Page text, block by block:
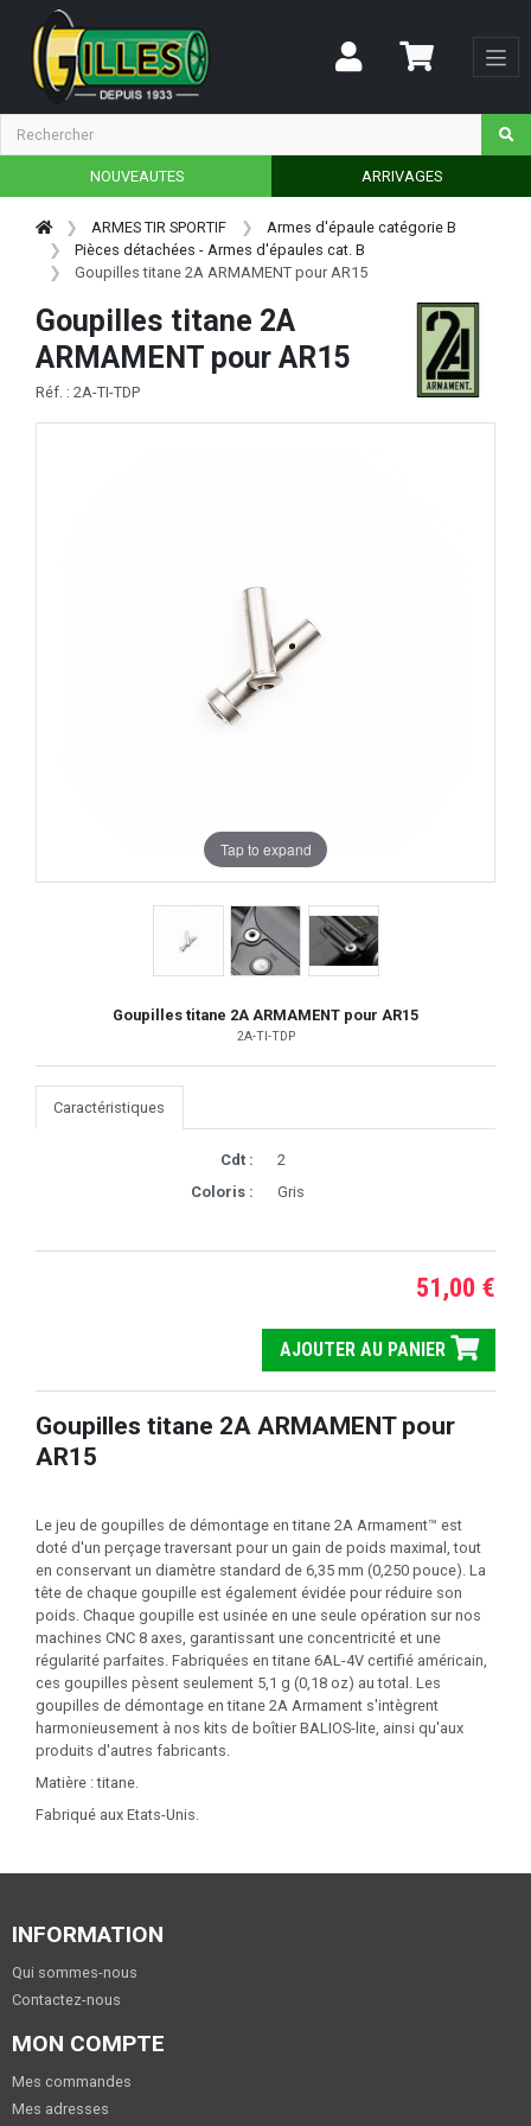
NOUVEAUTES ARRIVAGES
ARMES TIR SPORTIF
Armes d'épaule catégorie B
Pièces détachées - Armes d'épaules cat. B
Goupilles titane 2A ARMAMENT pour AR15
Goupilles titane 2A
ARMAMENT pour AR15
Réf. : 2A-TI-TDP
Tap to expand
Goupilles titane 2A ARMAMENT pour AR15
2A-TI-TDP
Caractéristiques
Cdt :
2
Coloris :
Gris
51,00 €
AJOUTER AU PANIER
Goupilles titane 2A ARMAMENT pour
AR15
Le jeu de goupilles de démontage en titane 2A Armament™ est
doté d'un perçage traversant pour un gain de poids maximal, tout
en conservant un diamètre standard de 6,35 mm (0,250 pouce). La
tête de chaque goupille est également évidée pour réduire son
poids. Chaque goupille est usinée en une seule opération sur nos
machines CNC 8 axes, garantissant une concentricité et une
régularité parfaites. Fabriquées en titane 6AL-4V certifié américain,
ces goupilles pèsent seulement 5,1 g (0,18 oz) au total. Les
goupilles de démontage en titane 2A Armament s'intègrent
harmonieusement à nos kits de boîtier BALIOS-lite, ainsi qu'aux
produits d'autres fabricants.
Matière : titane.
Fabriqué aux Etats-Unis.
INFORMATION
Qui sommes-nous
Contactez-nous
MON COMPTE
Mes commandes
Mes adresses